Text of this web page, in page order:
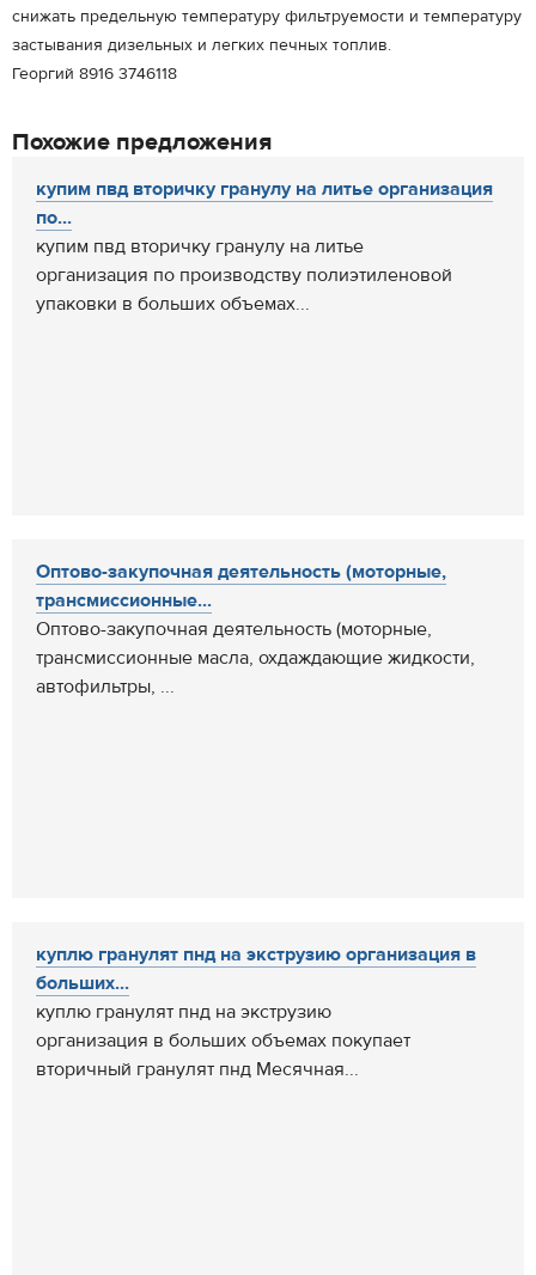
снижать предельную температуру фильтруемости и температуру
застывания дизельных и легких печных топлив.
Георгий 8916 3746118
Похожие предложения
купим пвд вторичку гранулу на литье организация
по...
купим пвд вторичку гранулу на литье
организация по производству полиэтиленовой
упаковки в больших объемах...
Оптово-закупочная деятельность (моторные,
трансмиссионные...
Оптово-закупочная деятельность (моторные,
трансмиссионные масла, охдаждающие жидкости,
автофильтры, ...
куплю гранулят пнд на экструзию организация в
больших...
куплю гранулят пнд на экструзию
организация в больших объемах покупает
вторичный гранулят пнд Месячная...